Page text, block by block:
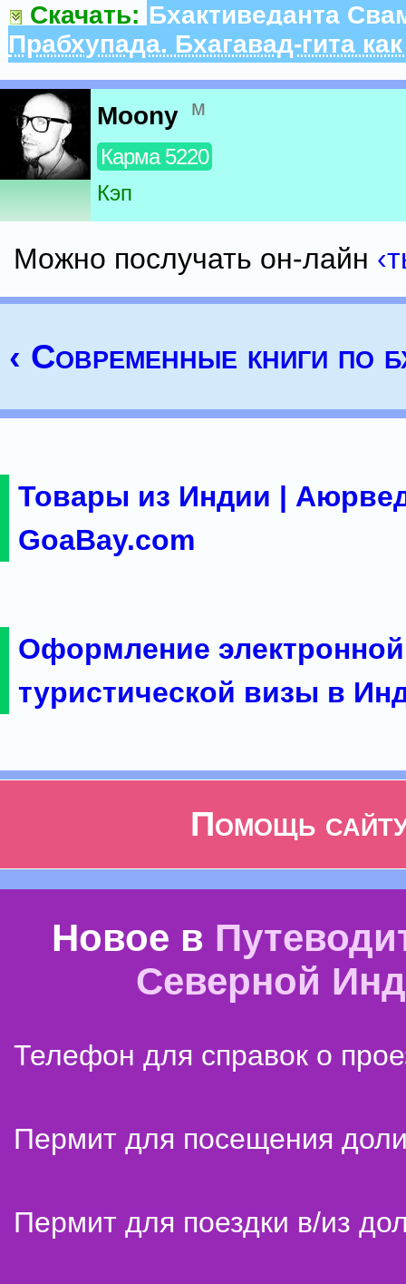
Скачать: Бхактиведанта
Прабхупада. Бхагавад-гита
Moony м
Карма 5220
Кэп
Можно послучать он-лайн
‹ Современные книги по
Товары из Индии |
GoaBay.com
Оформление электронной
туристической визы в
Помощь
Новое в
Северной
Телефон для справок о
Пермит для посещения
Пермит для поездки в/из